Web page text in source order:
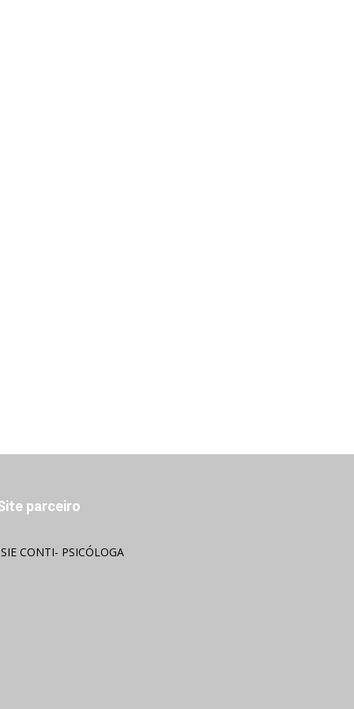
parceiro
CONTI- PSICÓLOGA